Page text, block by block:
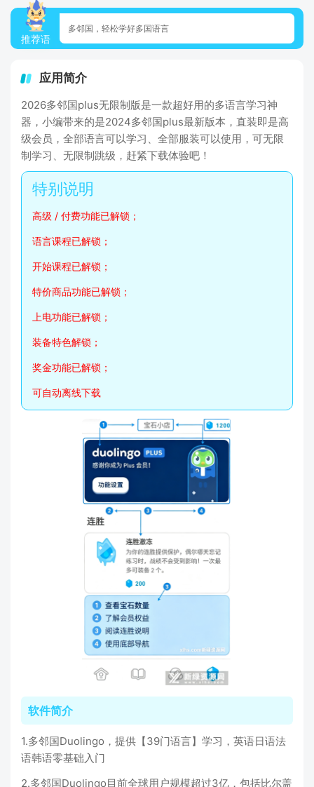
推荐语
多邻国，轻松学好多国语言
应用简介
2026多邻国plus无限制版是一款超好用的多语言学习神
器，小编带来的是2024多邻国plus最新版本，直装即是高
级会员，全部语言可以学习、全部服装可以使用，可无限
制学习、无限制跳级，赶紧下载体验吧！
高级 / 付费功能已解锁；
语言课程已解锁；
开始课程已解锁；
特价商品功能已解锁；
上电功能已解锁；
装备特色解锁；
奖金功能已解锁；
可自动离线下载
软件简介
1.多邻国Duolingo，提供【39门语言】学习，英语日语法
语韩语零基础入门
2.多邻国Duolingo目前全球用户规模超过3亿，包括比尔盖